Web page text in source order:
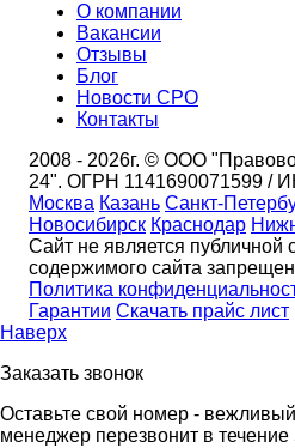
О компании
Вакансии
Отзывы
Блог
Новости СРО
Контакты
2008 - 2026г. © ООО
24". ОГРН 1141690071599 /
Москва Казань Санкт-
Новосибирск Краснодар
Сайт не является
содержимого сайта
Политика
Гарантии Скачать прайс лист
Наверх
Заказать звонок
Оставьте свой номер -
менеджер перезвонит в